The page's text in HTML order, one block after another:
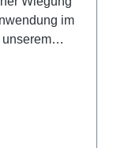
im